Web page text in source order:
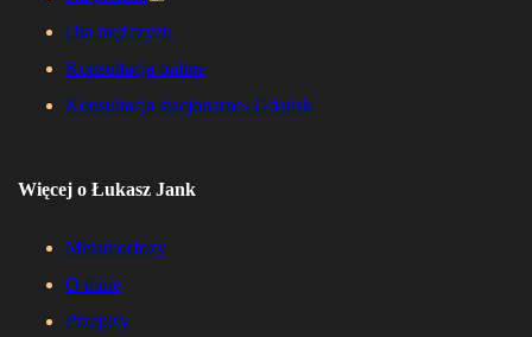
Dla mężczyzn
Konsultacja online
Konsultacja stacjonarne- Gdańsk
Więcej o Łukasz Jank
Metamorfozy
O mnie
Przepisy